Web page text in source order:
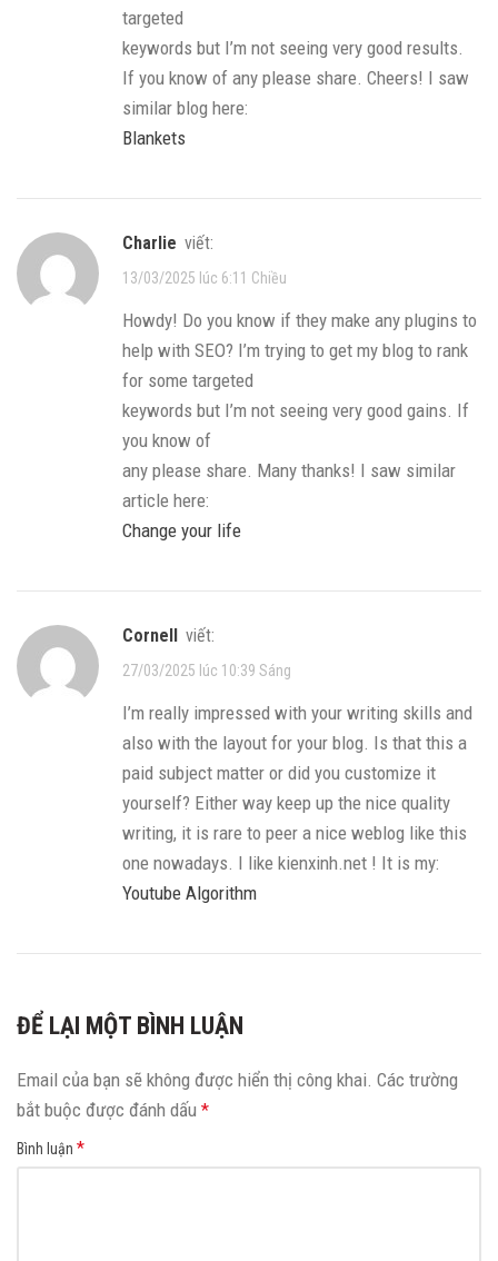
targeted
keywords but I’m not seeing very good results.
If you know of any please share. Cheers! I saw
similar blog here:
Blankets
Charlie viết:
13/03/2025 lúc 6:11 Chiều
Howdy! Do you know if they make any plugins to
help with SEO? I’m trying to get my blog to rank
for some targeted
keywords but I’m not seeing very good gains. If
you know of
any please share. Many thanks! I saw similar
article here:
Change your life
Cornell viết:
27/03/2025 lúc 10:39 Sáng
I’m really impressed with your writing skills and
also with the layout for your blog. Is that this a
paid subject matter or did you customize it
yourself? Either way keep up the nice quality
writing, it is rare to peer a nice weblog like this
one nowadays. I like kienxinh.net ! It is my:
Youtube Algorithm
ĐỂ LẠI MỘT BÌNH LUẬN
Email của bạn sẽ không được hiển thị công khai. Các trường
bắt buộc được đánh dấu *
Bình luận *